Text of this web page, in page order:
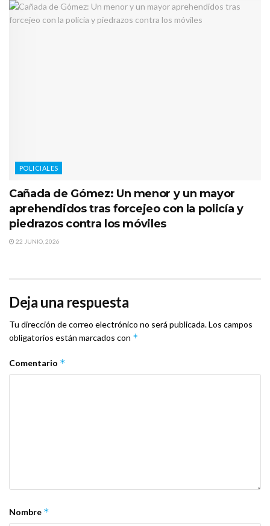
POLICIALES
Cañada de Gómez: Un menor y un mayor
aprehendidos tras forcejeo con la policía y
piedrazos contra los móviles
22 JUNIO, 2026
Deja una respuesta
Tu dirección de correo electrónico no será publicada.Los campos
obligatorios están marcados con *
Comentario *
Nombre *